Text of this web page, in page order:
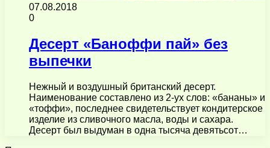
07.08.2018
0
Десерт «Баноффи пай» без
выпечки
Нежный и воздушный британский десерт.
Наименование составлено из 2-ух слов: «бананы» и
«тоффи», последнее свидетельствует кондитерское
изделие из сливочного масла, воды и сахара.
Десерт был выдуман в одна тысяча девятьсот…